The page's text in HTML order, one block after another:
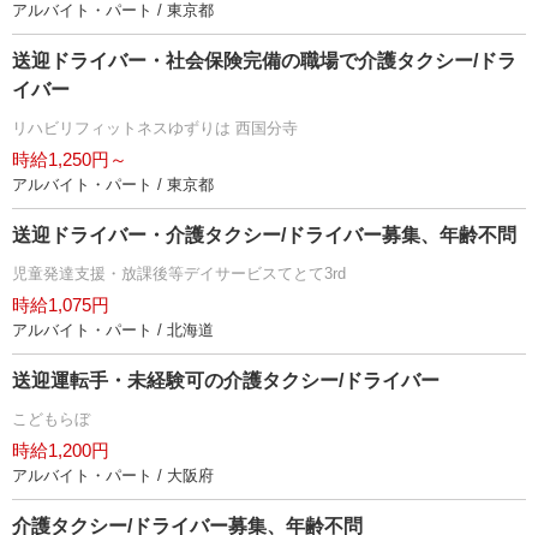
アルバイト・パート / 東京都
送迎ドライバー・社会保険完備の職場で介護タクシー/ドラ
イバー
リハビリフィットネスゆずりは 西国分寺
時給1,250円～
アルバイト・パート / 東京都
送迎ドライバー・介護タクシー/ドライバー募集、年齢不問
児童発達支援・放課後等デイサービスてとて3rd
時給1,075円
アルバイト・パート / 北海道
送迎運転手・未経験可の介護タクシー/ドライバー
こどもらぼ
時給1,200円
アルバイト・パート / 大阪府
介護タクシー/ドライバー募集、年齢不問